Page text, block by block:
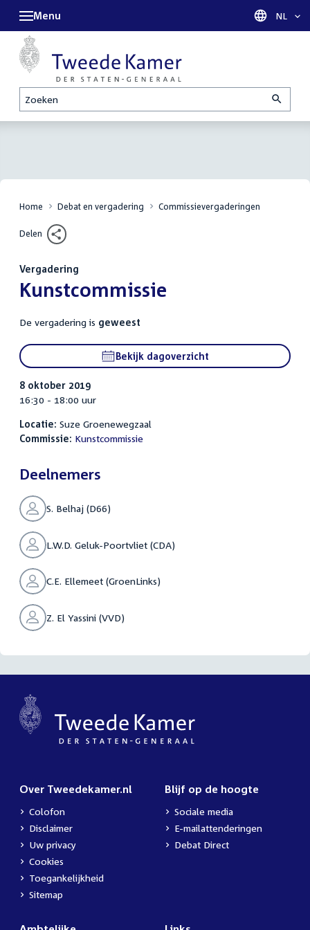
Zoeken
Menu Taal
NL
Home Debat en vergadering Commissievergaderingen
Delen
Vergadering
:Kunstcommissie
De vergadering is geweest
Bekijk dagoverzicht
8 oktober 2019
16:30 - 18:00 uur
Locatie: Suze Groenewegzaal
Commissie: Kunstcommissie
Deelnemers
S. Belhaj (D66)
L.W.D. Geluk-Poortvliet (CDA)
C.E. Ellemeet (GroenLinks)
Z. El Yassini (VVD)
Over Tweedekamer.nl
Colofon
Disclaimer
Uw privacy
Cookies
Toegankelijkheid
Sitemap
Blijf op de hoogte
Sociale media
E-mailattenderingen
Debat Direct